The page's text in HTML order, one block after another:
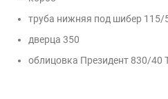
труба нижняя под шибер 115/
дверца 350
облицовка Президент 830/40